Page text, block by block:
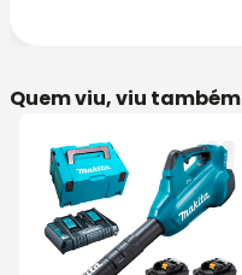
Quem viu, viu também